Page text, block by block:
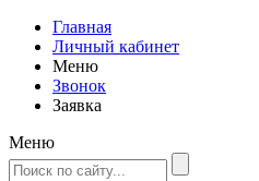
Главная
Личный кабинет
Меню
Звонок
Заявка
Меню